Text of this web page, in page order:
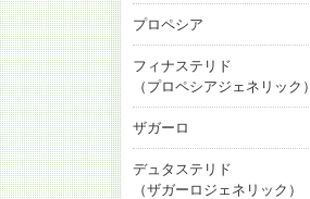
プロペシア
フィナステリド
（プロペシアジェネリック）
ザガーロ
デュタステリド
（ザガーロジェネリック）